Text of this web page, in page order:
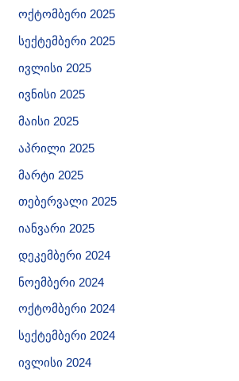
ოქტომბერი 2025
სექტემბერი 2025
ივლისი 2025
ივნისი 2025
მაისი 2025
აპრილი 2025
მარტი 2025
თებერვალი 2025
იანვარი 2025
დეკემბერი 2024
ნოემბერი 2024
ოქტომბერი 2024
სექტემბერი 2024
ივლისი 2024